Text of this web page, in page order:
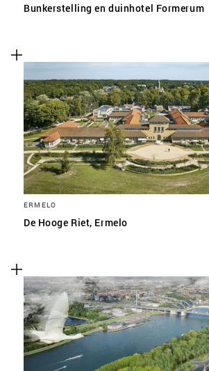
Bunkerstelling en duinhotel Formerum
ERMELO
De Hooge Riet, Ermelo